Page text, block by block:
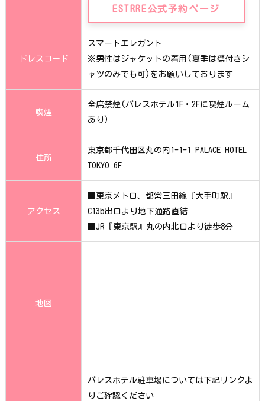
ESTRRE公式予約ページ
ドレスコード
スマートエレガント
※男性はジャケットの着用(夏季は襟付きシ
ャツのみでも可)をお願いしております
喫煙
全席禁煙(パレスホテル1F・2Fに喫煙ルーム
あり)
住所
東京都千代田区丸の内1-1-1 PALACE HOTEL
TOKYO 6F
アクセス
■東京メトロ、都営三田線『大手町駅』
C13b出口より地下通路直結
■JR『東京駅』丸の内北口より徒歩8分
地図
パレスホテル駐車場については下記リンクよ
りご確認ください